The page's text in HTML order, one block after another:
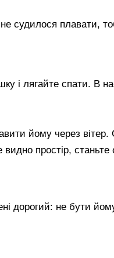
судилося плавати,
і лягайте спати. В
йому через вітер.
видно простір,
дорогий: не бути